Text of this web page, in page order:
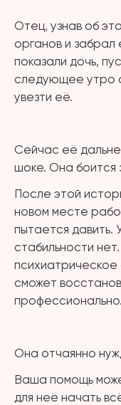
Отец, узнав об
органов и
показали дочь,
следующее утро
увезти её.
Сейчас её
шоке. Она боится
После этой
новом месте
пытается давить.
стабильности
психиатрическое
сможет
профессионально.
Она отчаянно
Ваша помощь
для неё начать